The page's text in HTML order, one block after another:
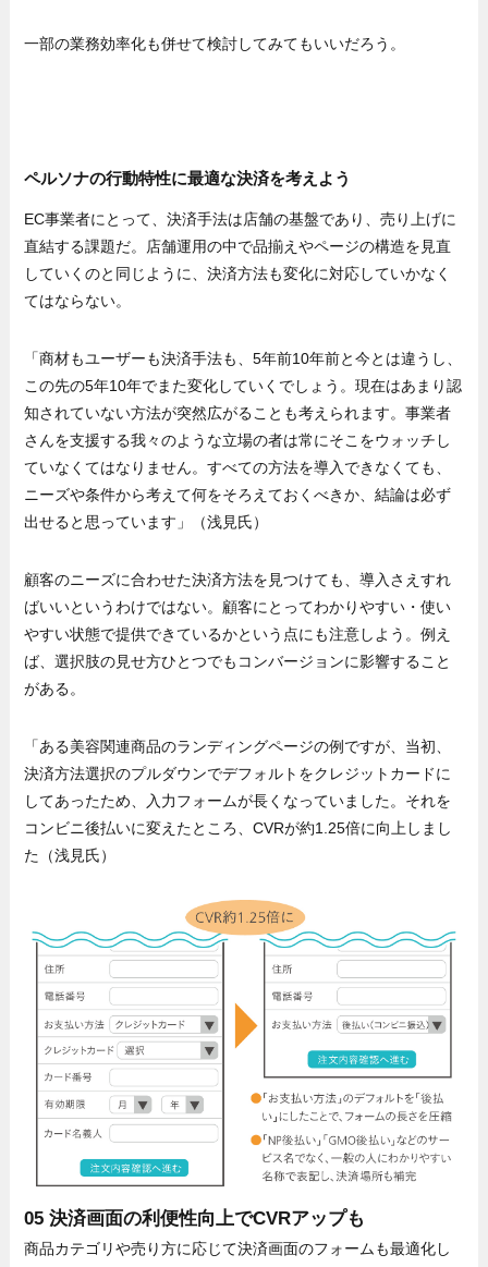
一部の業務効率化も併せて検討してみてもいいだろう。
ペルソナの行動特性に最適な決済を考えよう
EC事業者にとって、決済手法は店舗の基盤であり、売り上げに
直結する課題だ。店舗運用の中で品揃えやページの構造を見直
していくのと同じように、決済方法も変化に対応していかなく
てはならない。
「商材もユーザーも決済手法も、5年前10年前と今とは違うし、
この先の5年10年でまた変化していくでしょう。現在はあまり認
知されていない方法が突然広がることも考えられます。事業者
さんを支援する我々のような立場の者は常にそこをウォッチし
ていなくてはなりません。すべての方法を導入できなくても、
ニーズや条件から考えて何をそろえておくべきか、結論は必ず
出せると思っています」（浅見氏）
顧客のニーズに合わせた決済方法を見つけても、導入さえすれ
ばいいというわけではない。顧客にとってわかりやすい・使い
やすい状態で提供できているかという点にも注意しよう。例え
ば、選択肢の見せ方ひとつでもコンバージョンに影響すること
がある。
「ある美容関連商品のランディングページの例ですが、当初、
決済方法選択のプルダウンでデフォルトをクレジットカードに
してあったため、入力フォームが長くなっていました。それを
コンビニ後払いに変えたところ、CVRが約1.25倍に向上しまし
た（浅見氏）
05 決済画面の利便性向上でCVRアップも
商品カテゴリや売り方に応じて決済画面のフォームも最適化し